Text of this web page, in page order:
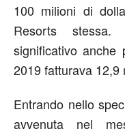
100 milioni di
Resorts stessa.
significativo anche
2019 fatturava 12,9
Entrando nello
avvenuta nel